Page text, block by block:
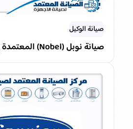
صيانة الوكيل
صيانة نوبل (Nobel) المعتمدة في الإمارات